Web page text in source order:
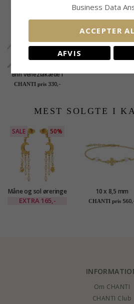
Bnh veneziakæde i
sølv 45 cm x 1,2 mm
CHANTI pris 330,-
MEST SOLGTE I
SALE 50%
Måne og sol øreringe
i forgyldt messing -
EXTRA 165,-
10 x 8,5 mm
dagmarkors
CHANTI pris
Om CHANTI
CHANTI Club
Business Data
ACCEPTER
AFVIS